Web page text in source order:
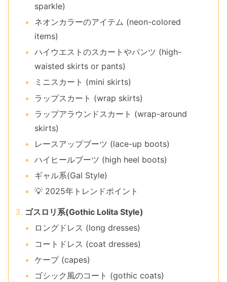
sparkle)
ネオンカラーのアイテム (neon-colored
items)
ハイウエストのスカートやパンツ (high-
waisted skirts or pants)
ミニスカート (mini skirts)
ラップスカート (wrap skirts)
ラップアラウンドスカート (wrap-around
skirts)
レースアップブーツ (lace-up boots)
ハイヒールブーツ (high heel boots)
ギャル系(Gal Style)
💡 2025年トレンドポイント
ゴスロリ系(Gothic Lolita Style)
ロングドレス (long dresses)
コートドレス (coat dresses)
ケープ (capes)
ゴシック風のコート (gothic coats)